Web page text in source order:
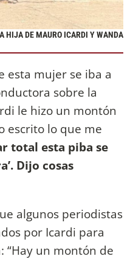
HIJA DE MAURO ICARDI Y WANDA
esta mujer se iba a
sobre la
le hizo un montón
escrito lo que me
total esta piba se
Dijo cosas
algunos periodistas
por Icardi para
“Hay un montón de